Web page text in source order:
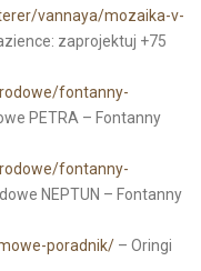
vannaya/mozaika-v-
zaprojektuj +75
fontanny-
PETRA – Fontanny
fontanny-
NEPTUN – Fontanny
poradnik/– Oringi